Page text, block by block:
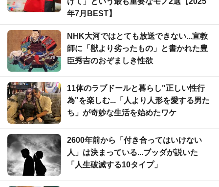
年7月BEST】
NHK大河ではとても放送できない...宣教
師に「獣より劣ったもの」と書かれた豊
臣秀吉のおぞましき性欲
11体のラブドールと暮らし"正しい性行
為"を楽しむ...「人より人形を愛する男た
ち」が奇妙な生活を始めたワケ
2600年前から「付き合ってはいけない
人」は決まっている...ブッダが説いた
「人生破滅する10タイプ」